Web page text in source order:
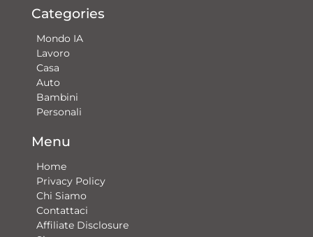
Categories
Mondo IA
Lavoro
Casa
Auto
Bambini
Personali
Menu
Home
Privacy Policy
Chi Siamo
Contattaci​
Affiliate Disclosure